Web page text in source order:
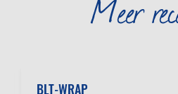
Meer
BLT-WRAP